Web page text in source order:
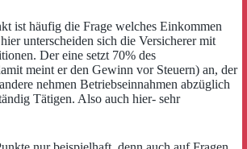
ist häufig die Frage welches Einkommen
unterscheiden sich die Versicherer mit
Der eine setzt 70% des
meint er den Gewinn vor Steuern) an, der
nehmen Betriebseinnahmen abzüglich
Tätigen. Also auch hier- sehr